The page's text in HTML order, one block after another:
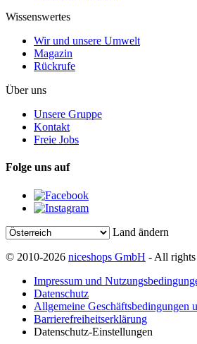
Wissenswertes
Wir und unsere Umwelt
Magazin
Rückrufe
Über uns
Unsere Gruppe
Kontakt
Freie Jobs
Folge uns auf
Land ändern
© 2010-2026 niceshops GmbH - All rights
Impressum und
Datenschutz
Allgemeine Geschäftsbedingungen
Barrierefreiheitserklärung
Datenschutz-Einstellungen